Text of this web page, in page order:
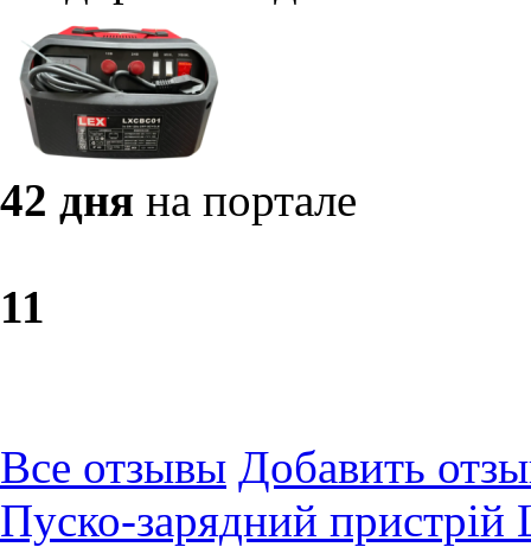
42 дня на портале
11
Все отзывы Добавить
Пуско-зарядний